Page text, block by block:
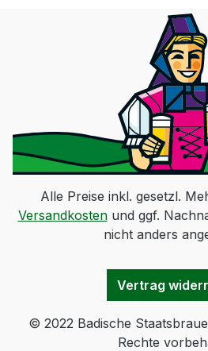
Alle Preise inkl. gesetzl.
Versandkostenund ggf.
nicht anders
Vertrag
© 2022 Badische
Rechte